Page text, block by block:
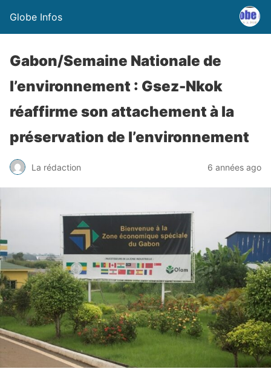
Globe Infos
Gabon/Semaine Nationale de
l’environnement : Gsez-Nkok
réaffirme son attachement à la
préservation de l’environnement
La rédaction 6 années ago